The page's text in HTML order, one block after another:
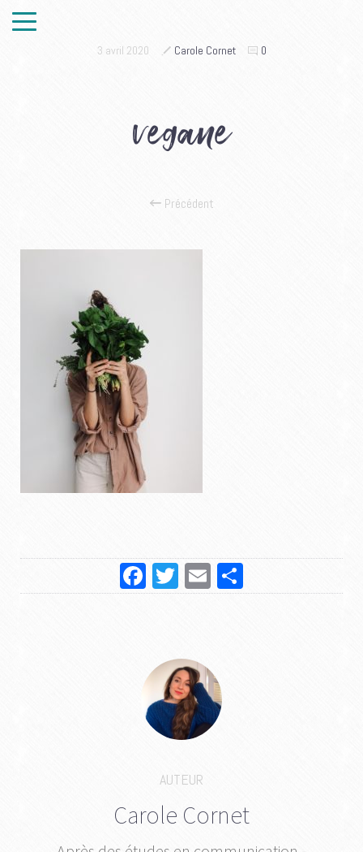
3 avril 2020 Carole Cornet 0
vegane
Précédent
Facebook
Twitter
Email
AUTEUR
Carole Cornet